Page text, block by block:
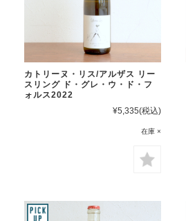
カトリーヌ・リス/アルザス リー
スリング ド・グレ・ウ・ド・フ
ォルス2022
¥5,335(税込)
在庫 ×